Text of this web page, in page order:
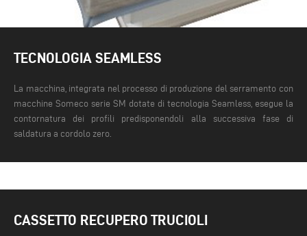
TECNOLOGIA SEAMLESS
La macchina, integrata nel processo di produzione del serramento con
macchine Someco serie SM dotate di tecnologia Seamless, esegue la
contornatura dei profili predisponendoli alla successiva fase di
saldatura a cordolo zero.
CASSETTO RECUPERO TRUCIOLI